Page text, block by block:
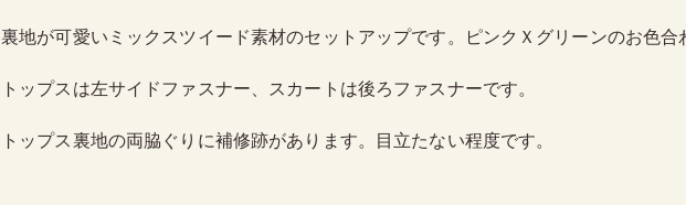
裏地が可愛いミックスツイード素材のセットアップです。ピンクＸグリーンのお色合
トップスは左サイドファスナー、スカートは後ろファスナーです。
トップス裏地の両脇ぐりに補修跡があります。目立たない程度です。